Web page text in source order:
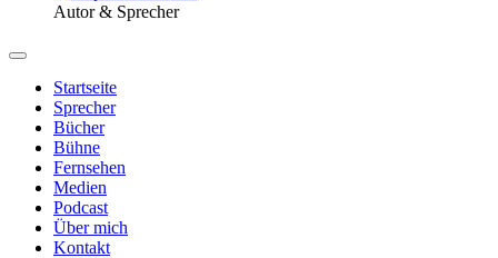
Autor & Sprecher
Startseite
Sprecher
Bücher
Bühne
Fernsehen
Medien
Podcast
Über mich
Kontakt